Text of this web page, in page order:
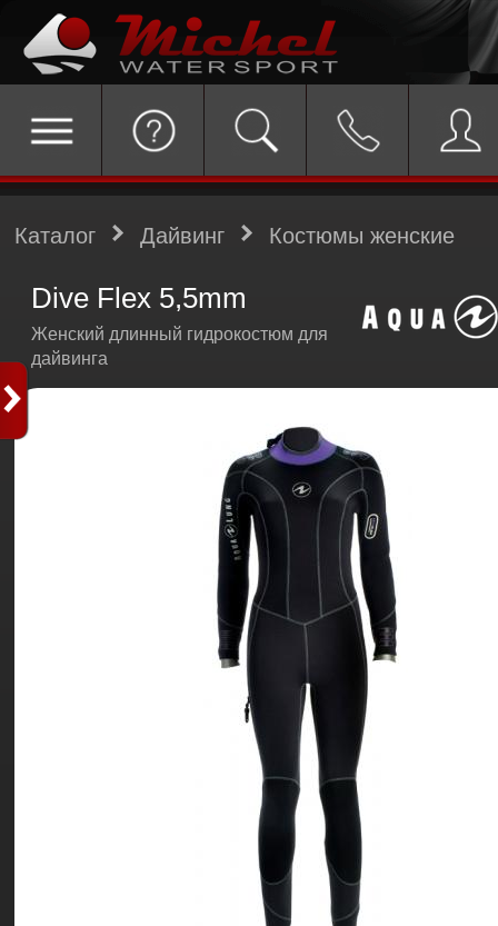
Каталог Дайвинг Костюмы женские
Dive Flex 5,5mm
Женский длинный гидрокостюм для
дайвинга